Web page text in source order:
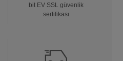
bit EV SSL güvenlik
sertifikası